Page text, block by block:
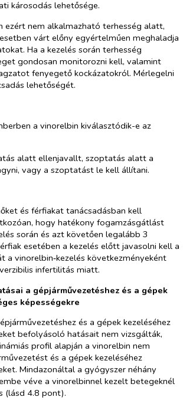
károsodás lehetősége.
ezért nem alkalmazható terhesség alatt,
várt előny egyértelműen meghaladja
Ha a kezelés során terhesség
gondosan monitorozni kell, valamint
fenyegető kockázatokról. Mérlegelni
lehetőségét.
a vinorelbin kiválasztódik-e az
alatt ellenjavallt, szoptatás alatt a
vagy a szoptatást le kell állítani.
és férfiakat tanácsadásban kell
hogy hatékony fogamzásgátlást
során és azt követően legalább 3
esetében a kezelés előtt javasolni kell a
a vinorelbin‑kezelés következményeként
infertilitás miatt.
a gépjárművezetéshez és a gépek
képességekre
és a gépek kezeléséhez
befolyásoló hatásait nem vizsgálták,
profil alapján a vinorelbin nem
és a gépek kezeléséhez
Mindazonáltal a gyógyszer néhány
véve a vinorelbinnel kezelt betegeknél
(lásd 4.8 pont).